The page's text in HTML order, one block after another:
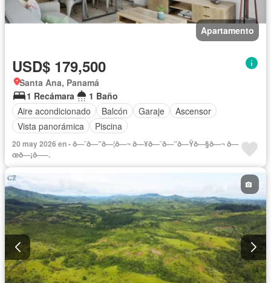
Apartamento
USD$ 179,500
Santa Ana, Panamá
1 Recámara
1 Baño
Aire acondicionado
Balcón Garaje
Ascensor
Vista panorámica
Piscina
20 may 2026 en - ð—˜ð—”ð—¦ð—¬ ð—¥ð—˜ð—”ð—Ÿð—§ð—¬ ð—
œð—¡ð—–.